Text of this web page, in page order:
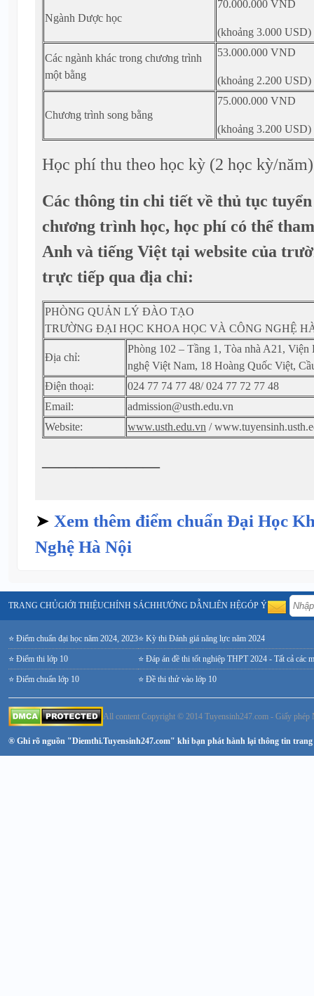
Ngành Dược học
70.000.000 VND
(khoảng 3.000 USD)
Các ngành khác trong chương trình
một bằng
53.000.000 VND
(khoảng 2.200 USD)
Chương trình song bằng
75.000.000 VND
(khoảng 3.200 USD)
Học phí thu theo học kỳ (2 học kỳ/
Các thông tin chi tiết về thủ tục
chương trình học, học phí có thể
Anh và tiếng Việt tại website của
trực tiếp qua địa chỉ:
PHÒNG QUẢN LÝ ĐÀO TẠO
TRƯỜNG ĐẠI HỌC KHOA HỌC VÀ CÔNG NGHỆ
Địa chỉ:
Phòng 102 – Tầng 1, Tòa nhà A21,
nghệ Việt Nam, 18 Hoàng Quốc Việt,
Điện thoại:
024 77 74 77 48/ 024 77 72 77 48
Email:
admission@usth.edu.vn
Website:
www.usth.edu.vn /
———————
➤ Xem thêm điểm chuẩn Đại Học
Nghệ Hà Nội
TRANG CHỦGIỚI THIỆUCHÍNH SÁCHHƯỚNG DẪNLIÊN HỆGÓP Ý
⭐ Điểm chuẩn đại học năm 2024, 2023
⭐ Điểm thi lớp 10
⭐ Điểm chuẩn lớp 10
⭐ Kỳ thi Đánh giá năng lực năm 2024
⭐ Đáp án đề thi tốt nghiệp THPT 2024 - Tất cả các
⭐ Đề thi thử vào lớp 10
All content Copyright © 2014 Tuyensinh247.com - Giấy
® Ghi rõ nguồn "Diemthi.Tuyensinh247.com" khi bạn phát hành lại thông tin trang